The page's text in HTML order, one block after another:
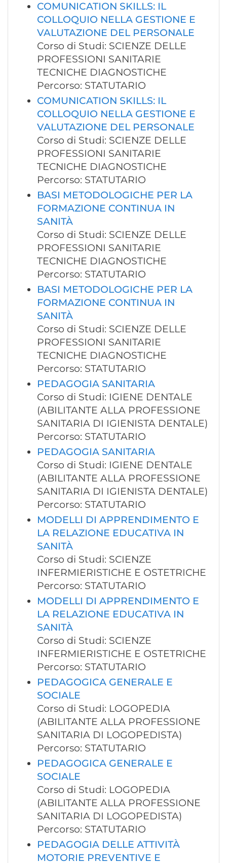
COMUNICATION SKILLS: IL
COLLOQUIO NELLA GESTIONE E
VALUTAZIONE DEL PERSONALE
Corso di Studi: SCIENZE DELLE
PROFESSIONI SANITARIE
TECNICHE DIAGNOSTICHE
Percorso: STATUTARIO
COMUNICATION SKILLS: IL
COLLOQUIO NELLA GESTIONE E
VALUTAZIONE DEL PERSONALE
Corso di Studi: SCIENZE DELLE
PROFESSIONI SANITARIE
TECNICHE DIAGNOSTICHE
Percorso: STATUTARIO
BASI METODOLOGICHE PER LA
FORMAZIONE CONTINUA IN
SANITÀ
Corso di Studi: SCIENZE DELLE
PROFESSIONI SANITARIE
TECNICHE DIAGNOSTICHE
Percorso: STATUTARIO
BASI METODOLOGICHE PER LA
FORMAZIONE CONTINUA IN
SANITÀ
Corso di Studi: SCIENZE DELLE
PROFESSIONI SANITARIE
TECNICHE DIAGNOSTICHE
Percorso: STATUTARIO
PEDAGOGIA SANITARIA
Corso di Studi: IGIENE DENTALE
(ABILITANTE ALLA PROFESSIONE
SANITARIA DI IGIENISTA DENTALE)
Percorso: STATUTARIO
PEDAGOGIA SANITARIA
Corso di Studi: IGIENE DENTALE
(ABILITANTE ALLA PROFESSIONE
SANITARIA DI IGIENISTA DENTALE)
Percorso: STATUTARIO
MODELLI DI APPRENDIMENTO E
LA RELAZIONE EDUCATIVA IN
SANITÀ
Corso di Studi: SCIENZE
INFERMIERISTICHE E OSTETRICHE
Percorso: STATUTARIO
MODELLI DI APPRENDIMENTO E
LA RELAZIONE EDUCATIVA IN
SANITÀ
Corso di Studi: SCIENZE
INFERMIERISTICHE E OSTETRICHE
Percorso: STATUTARIO
PEDAGOGICA GENERALE E
SOCIALE
Corso di Studi: LOGOPEDIA
(ABILITANTE ALLA PROFESSIONE
SANITARIA DI LOGOPEDISTA)
Percorso: STATUTARIO
PEDAGOGICA GENERALE E
SOCIALE
Corso di Studi: LOGOPEDIA
(ABILITANTE ALLA PROFESSIONE
SANITARIA DI LOGOPEDISTA)
Percorso: STATUTARIO
PEDAGOGIA DELLE ATTIVITÀ
MOTORIE PREVENTIVE E